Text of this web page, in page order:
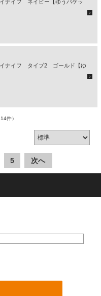
ナイフ ネイビー【ゆうパケッ
イナイフ タイプ2 ゴールド【ゆ
件）
5 次へ